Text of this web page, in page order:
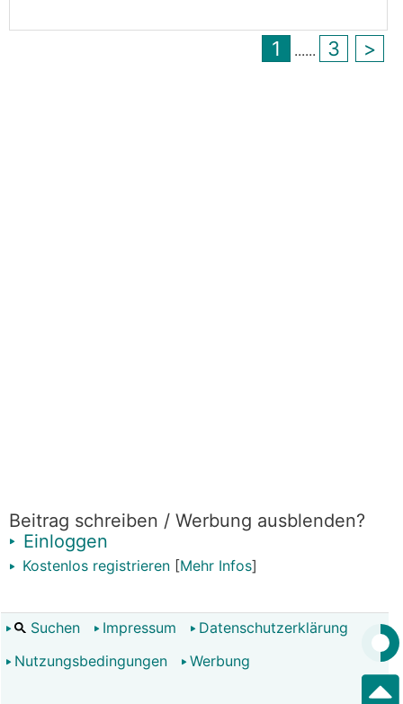
1 ...... 3 >
Beitrag schreiben / Werbung ausblenden?
Einloggen
Kostenlos registrieren [Mehr Infos]
Suchen Impressum
Datenschutzerklärung
Nutzungsbedingungen
Werbung